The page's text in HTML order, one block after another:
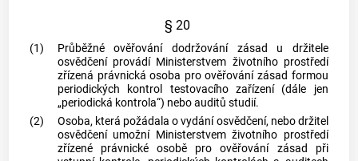
§ 20
(1)
Průběžné ověřování dodržování zásad u držitele
osvědčení provádí Ministerstvem životního prostředí
zřízená právnická osoba pro ověřování zásad formou
periodických kontrol testovacího zařízení (dále jen
„periodická kontrola“) nebo auditů studií.
(2)
Osoba, která požádala o vydání osvědčení, nebo držitel
osvědčení umožní Ministerstvem životního prostředí
zřízené právnické osobě pro ověřování zásad při